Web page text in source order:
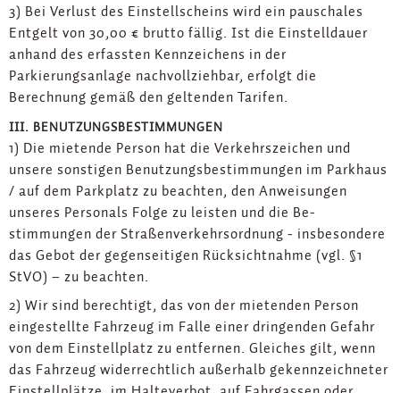
3) Bei Verlust des Einstellscheins wird ein pauschales
Entgelt von 30,00 € brutto fällig. Ist die Einstelldauer
anhand des erfassten Kennzeichens in der
Parkierungsanlage nachvollziehbar, erfolgt die
Berechnung gemäß den geltenden Tarifen.
III. BENUTZUNGSBESTIMMUNGEN
1) Die mietende Person hat die Verkehrszeichen und
unsere sonstigen Benutzungsbestimmungen im Parkhaus
/ auf dem Parkplatz zu beachten, den Anweisungen
unseres Personals Folge zu leisten und die Be-
stimmungen der Straßenverkehrsordnung - insbesondere
das Gebot der gegenseitigen Rücksichtnahme (vgl. §1
StVO) – zu beachten.
2) Wir sind berechtigt, das von der mietenden Person
eingestellte Fahrzeug im Falle einer dringenden Gefahr
von dem Einstellplatz zu entfernen. Gleiches gilt, wenn
das Fahrzeug widerrechtlich außerhalb gekennzeichneter